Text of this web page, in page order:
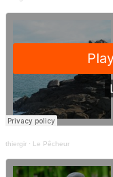
thiergir · Le Pêcheur